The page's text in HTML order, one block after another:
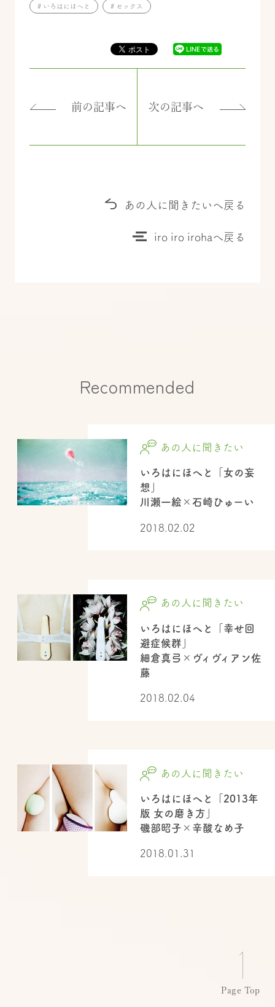
# いろはにほへと # セックス
前の記事へ 次の記事へ
あの人に聞きたいへ戻る
iro iro irohaへ戻る
Recommended
あの人に聞きたい
いろはにほへと「女の妄
想」
川瀬一絵×石崎ひゅーい
2018.02.02
あの人に聞きたい
いろはにほへと「幸せ回
避症候群」
細倉真弓×ヴィヴィアン佐
藤
2018.02.04
あの人に聞きたい
いろはにほへと「2013年
版 女の磨き方」
磯部昭子×辛酸なめ子
2018.01.31
Page Top